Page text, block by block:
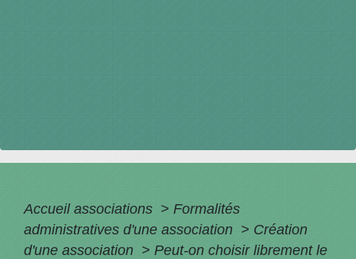
Accueil associations > Formalités
administratives d'une association > Création
d'une association > Peut-on choisir librement le